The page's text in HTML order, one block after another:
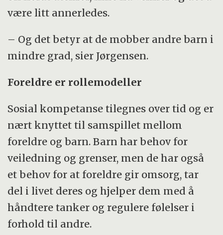
være litt annerledes.
– Og det betyr at de mobber andre barn i
mindre grad, sier Jørgensen.
Foreldre er rollemodeller
Sosial kompetanse tilegnes over tid og er
nært knyttet til samspillet mellom
foreldre og barn. Barn har behov for
veiledning og grenser, men de har også
et behov for at foreldre gir omsorg, tar
del i livet deres og hjelper dem med å
håndtere tanker og regulere følelser i
forhold til andre.